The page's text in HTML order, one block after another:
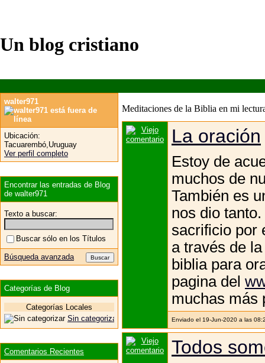
Un blog cristiano
Meditaciones de la Biblia en mi
La oración
Estoy de
muchos de
También es
nos dio
sacrificio por
a través de
biblia para
pagina del
muchas más
Enviado el 19-Jun-2020 a las
Todos
walter971
Ubicación:
Tacuarembó,Uruguay
Ver perfil completo
Encontrar las entradas de Blog
de walter971
Texto a buscar:
Buscar sólo en los Títulos
Búsqueda avanzada
Categorías de Blog
Categorías Locales
Sin categorizar
Comentarios Recientes